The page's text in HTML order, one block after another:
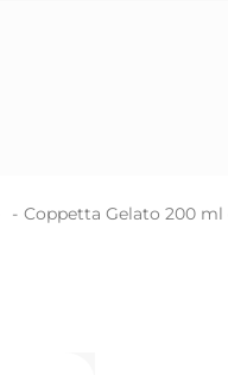
- Coppetta Gelato 200